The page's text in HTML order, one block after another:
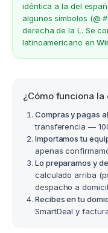
idéntica a la del
algunos símbolos (@
derecha de la L. Se
latinoamericano en
¿Cómo funciona
Compras y pagas
transferencia —
Importamos tu
apenas
Lo preparamos y
calculado arriba
despacho a
Recibes en tu
SmartDeal y